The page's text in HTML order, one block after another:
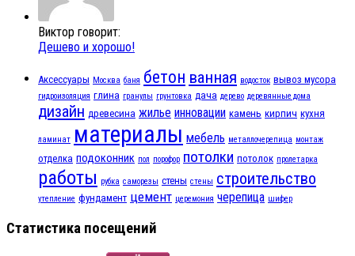
Виктор говорит:
Дешево и хорошо!
Аксессуары Москва баня бетон ванная водосток вывоз мусора
гидроизоляция глина гранулы грунтовка дача дерево деревянные дома
дизайн древесина жилье инновации камень кирпич кухня
ламинат материалы мебель металлочерепица монтаж
отделка подоконник пол порофор потолки потолок пролетарка
работы рубка саморезы стены стены строительство
утепление фундамент цемент церемония черепица шифер
Статистика посещений